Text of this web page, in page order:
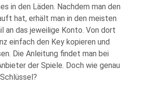
in den Läden. Nachdem man den
hat, erhält man in den meisten
an das jeweilige Konto. Von dort
einfach den Key kopieren und
Die Anleitung findet man bei
der Spiele. Doch wie genau